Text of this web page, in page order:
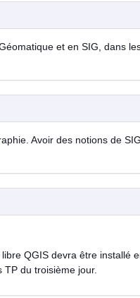
et en SIG, dans
Avoir des notions de
QGIS devra être installé
du troisième jour.